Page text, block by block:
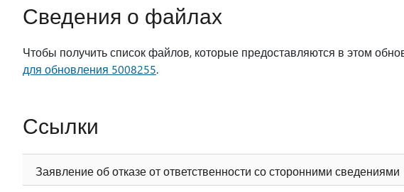
Сведения о файлах
Чтобы получить список файлов, которые предоставляются в этом
для обновления 5008255.
Ссылки
Заявление об отказе от ответственности со сторонними сведениями